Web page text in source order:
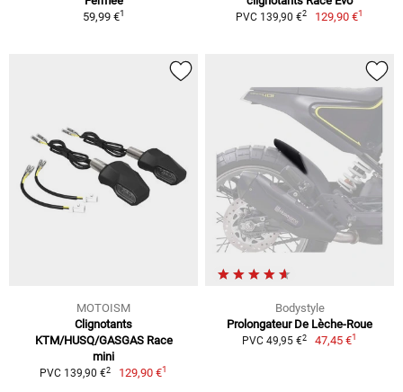
59,99 €1 PVC 139,90 €2 129,90 €1
MOTOISM
Clignotants
KTM/HUSQ/GASGAS Race
mini
PVC 139,90 €2 129,90 €1
Bodystyle
Prolongateur De Lèche-Roue
PVC 49,95 €2 47,45 €1